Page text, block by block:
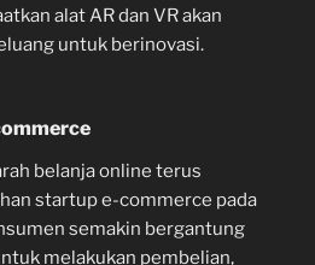
alat AR dan VR akan
untuk berinovasi.
belanja online terus
startup e-commerce pada
semakin bergantung
melakukan pembelian,